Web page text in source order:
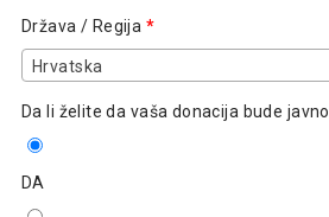
Država / Regija *
Hrvatska
Da li želite da vaša donacija bude
DA